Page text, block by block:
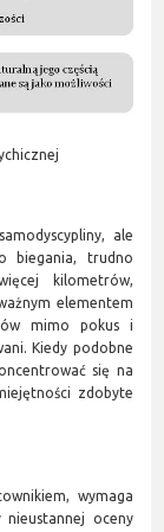
ale
biegania, trudno
kilometrów,
elementem
mimo pokus i
Kiedy podobne
się na
zdobyte
wymaga
nieustannej oceny